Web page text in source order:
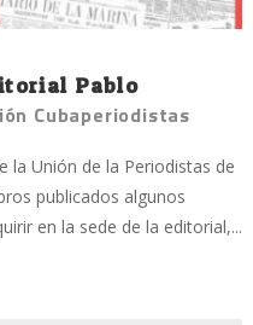
Pablo
Cubaperiodistas
la Unión de la Periodistas de
publicados algunos
en la sede de la editorial,...